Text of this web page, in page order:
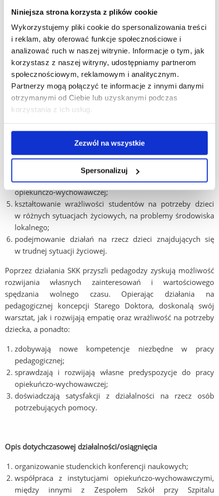
Niniejsza strona korzysta z plików cookie
Wykorzystujemy pliki cookie do spersonalizowania treści
i reklam, aby oferować funkcje społecznościowe i
analizować ruch w naszej witrynie. Informacje o tym, jak
korzystasz z naszej witryny, udostępniamy partnerom
społecznościowym, reklamowym i analitycznym.
Partnerzy mogą połączyć te informacje z innymi danymi
otrzymanymi od Ciebie lub uzyskanymi podczas
korzystania z ich usług.
Zezwól na wszystkie
Spersonalizuj
Z tak określonego celu wynikają rozmaite zadania. Jest to
między innymi organizowanie studenckich konferencji
naukowych, współpraca z instytucjami opiekuńczo-
wychowawczymi i podejmowanie konkretnych działań
praktycznych adresowanych wobec dzieci potrzebujących
pomocy i wsparcia.
Uszczegóławiając, zadania koła przedstawią się następująco:
pogłębianie naukowych zainteresowań członków;
rozwijanie zainteresowań studentów problemami
środowiska lokalnego;
umożliwianie studentom wzbogacania własnej wiedzy oraz
rozwijania umiejętności w dziedzinie działalności
opiekuńczo-wychowawczej;
kształtowanie wrażliwości studentów na potrzeby dzieci
w różnych sytuacjach życiowych, na problemy środowiska
lokalnego;
podejmowanie działań na rzecz dzieci znajdujących się
w trudnej sytuacji życiowej.
Poprzez działania SKK przyszli pedagodzy zyskują możliwość
rozwijania własnych zainteresowań i wartościowego
spędzania wolnego czasu. Opierając działania na
pedagogicznej koncepcji Starego Doktora, doskonalą swój
warsztat, jak i rozwijają empatię oraz wrażliwość na potrzeby
dziecka, a ponadto:
zdobywają nowe kompetencje niezbędne w pracy
pedagogicznej;
sprawdzają i rozwijają własne predyspozycje do pracy
opiekuńczo-wychowawczej;
doświadczają satysfakcji z działalności na rzecz osób
potrzebujących pomocy.
Opis dotychczasowej działalności/osiągnięcia
organizowanie studenckich konferencji naukowych;
współpraca z instytucjami opiekuńczo-wychowawczymi,
między innymi z Zespołem Szkół przy Szpitalu